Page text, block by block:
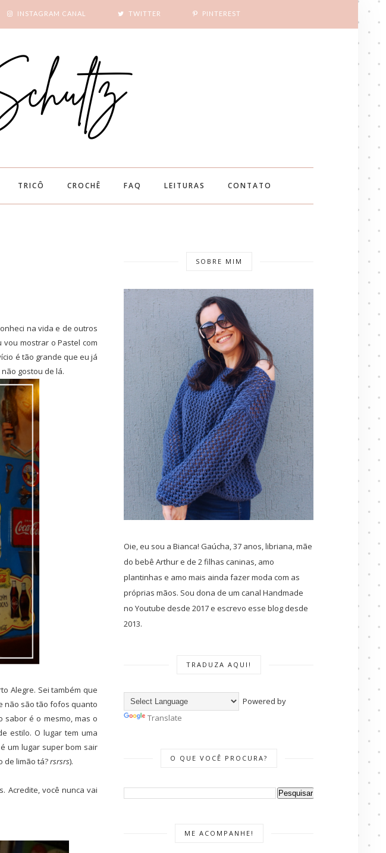
INSTAGRAM CANAL TWITTER PINTEREST
TRICÔ CROCHÊ FAQ LEITURAS CONTATO
na vida e de outros
mostrar o Pastel com
é tão grande que eu já
gostou de lá.
Alegre. Sei também que
não são tão fofos quanto
sabor é o mesmo, mas o
estilo. O lugar tem uma
um lugar super bom sair
de limão tá?rsrsrs).
Acredite, você nunca vai
SOBRE MIM
Oie, eu sou a Bianca! Gaúcha, 37 anos, libriana, mãe
do bebê Arthur e de 2 filhas caninas, amo
plantinhas e amo mais ainda fazer moda com as
próprias mãos. Sou dona de um canal Handmade
no Youtube desde 2017 e escrevo esse blog desde
2013.
TRADUZA AQUI!
Powered by
Translate
O QUE VOCÊ PROCURA?
ME ACOMPANHE!